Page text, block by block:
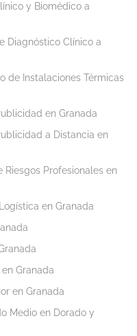
y Biomédico a
Diagnóstico Clínico a
de Instalaciones Térmicas
en Granada
a Distancia en
Riesgos Profesionales en
en Granada
Granada
en Granada
Medio en Dorado y